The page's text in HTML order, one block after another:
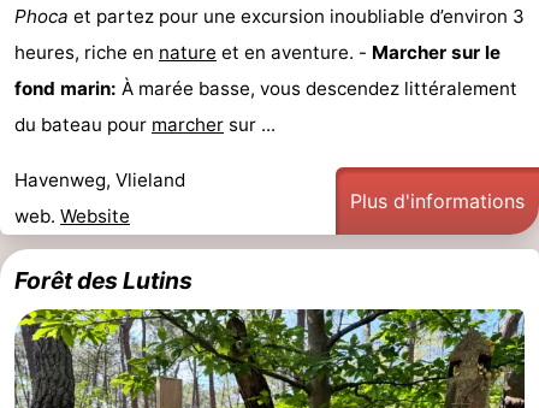
Phoca et partez pour une excursion inoubliable d’environ 3
heures, riche en nature et en aventure. - Marcher sur le
fond marin: À marée basse, vous descendez littéralement
du bateau pour marcher sur ...
Havenweg, Vlieland
web. Website
Plus d'informations
Forêt des Lutins